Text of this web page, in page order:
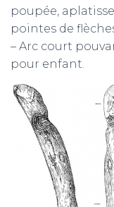
poupée,
pointes de
– Arc court
pour enfant.